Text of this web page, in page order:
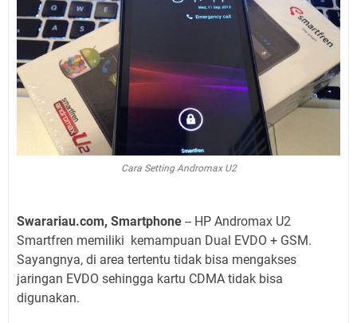
Cara Setting Andromax U2
Swarariau.com, Smartphone -- HP Andromax U2
Smartfren memiliki kemampuan Dual EVDO + GSM.
Sayangnya, di area tertentu tidak bisa mengakses
jaringan EVDO sehingga kartu CDMA tidak bisa
digunakan.